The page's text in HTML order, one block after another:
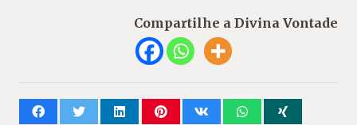
Compartilhe a Divina Vontade